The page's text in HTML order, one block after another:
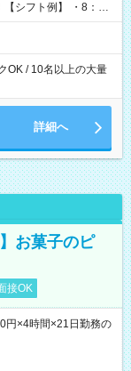
OK / 10名以上の大量
詳細へ
お菓子のピ
接OK
円×4時間×21日勤務の